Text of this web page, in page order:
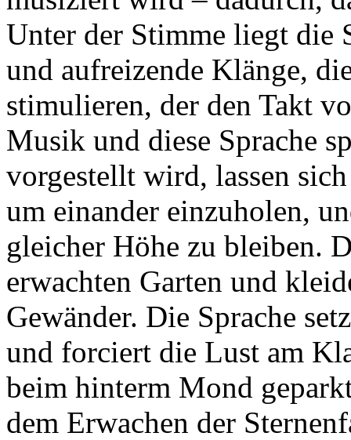
Unter der Stimme liegt die
und aufreizende Klänge,
stimulieren, der den Takt
Musik und diese Sprache
vorgestellt wird, lassen
um einander einzuholen,
gleicher Höhe zu bleiben.
erwachten Garten und
Gewänder. Die Sprache
und forciert die Lust am
beim hinterm Mond
dem Erwachen der